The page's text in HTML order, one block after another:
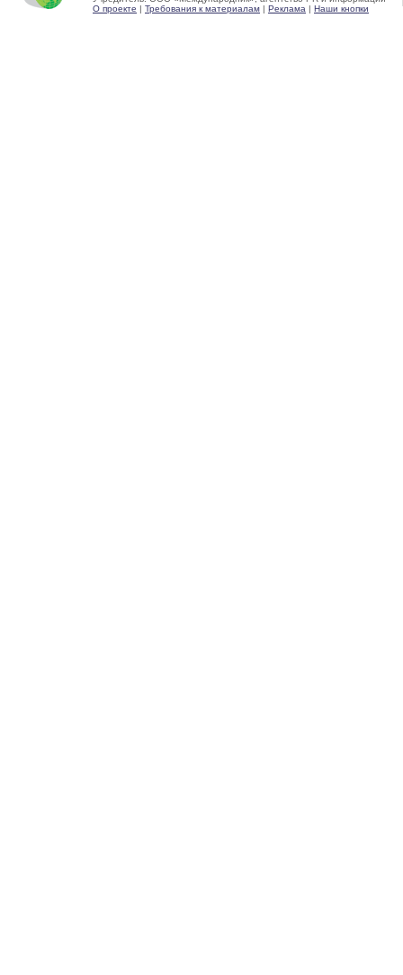
О проекте | Требования к материалам | Реклама | Наши кнопки